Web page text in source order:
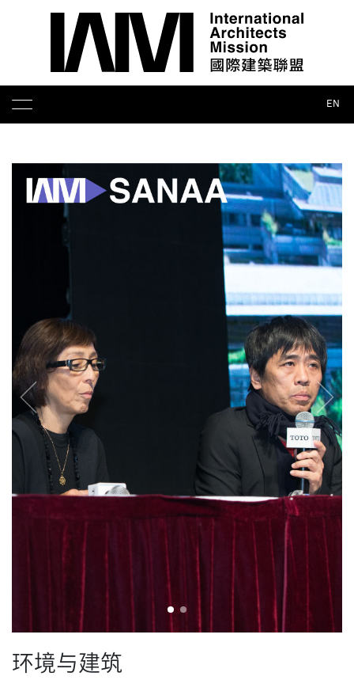
EN
智库论坛
展览出版
合作联络
成为会员
Previous Next
环境与建筑